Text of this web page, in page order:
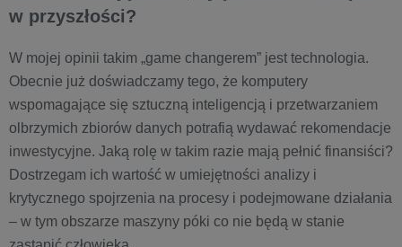
w przyszłości?
W mojej opinii takim „game changerem” jest technologia.
Obecnie już doświadczamy tego, że komputery
wspomagające się sztuczną inteligencją i przetwarzaniem
olbrzymich zbiorów danych potrafią wydawać rekomendacje
inwestycyjne. Jaką rolę w takim razie mają pełnić finansiści?
Dostrzegam ich wartość w umiejętności analizy i
krytycznego spojrzenia na procesy i podejmowane działania
– w tym obszarze maszyny póki co nie będą w stanie